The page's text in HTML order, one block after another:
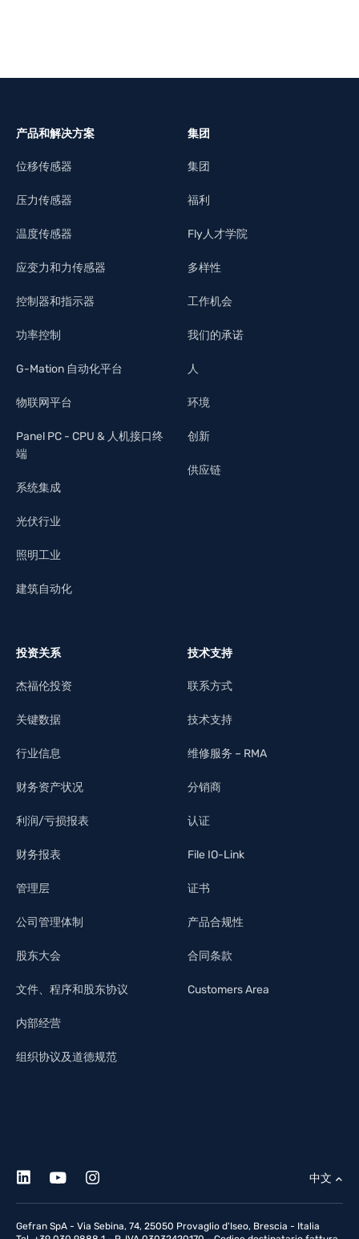
产品和解决方案
位移传感器
压力传感器
温度传感器
应变力和力传感器
控制器和指示器
功率控制
G-Mation 自动化平台
物联网平台
Panel PC - CPU & 人机接口终
端
系统集成
光伏行业
照明工业
建筑自动化
集团
集团
福利
Fly人才学院
多样性
工作机会
我们的承诺
人
环境
创新
供应链
投资关系
杰福伦投资
关键数据
行业信息
财务资产状况
利润/亏损报表
财务报表
管理层
公司管理体制
股东大会
文件、程序和股东协议
内部经营
组织协议及道德规范
技术支持
联系方式
技术支持
维修服务 – RMA
分销商
认证
File IO-Link
证书
产品合规性
合同条款
Customers Area
Gefran SpA - Via Sebina, 74, 25050 Provaglio d'Iseo, Brescia - Italia
中文